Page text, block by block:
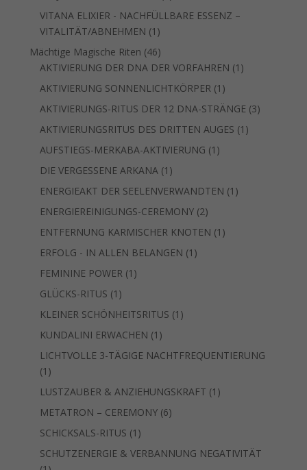
Produkt
VITANA ELIXIER - NACHFÜLLBARE ESSENZ –
VITALITÄT/ABNEHMEN 1 1
Produkt
Mächtige Magische Riten 4646
Produkte
AKTIVIERUNG DER DNA DER VORFAHREN 1 1
AKTIVIERUNG SONNENLICHTKÖRPER 1 1
Produkt
AKTIVIERUNGS-RITUS DER 12 DNA-STRÄNGE 33
AKTIVIERUNGSRITUS DES DRITTEN AUGES 1 1
AUFSTIEGS-MERKABA-AKTIVIERUNG 1 1
DIE VERGESSENE ARKANA 1 1
Produkt
ENERGIEAKT DER SEELENVERWANDTEN 1 1
ENERGIEREINIGUNGS-CEREMONY 22
Produkte
ENTFERNUNG KARMISCHER KNOTEN 1 1
ERFOLG - IN ALLEN BELANGEN 1 1
FEMININE POWER 1 1
GLÜCKS-RITUS 1 1
Produkt
KLEINER SCHÖNHEITSRITUS 1 1
KUNDALINI ERWACHEN 1 1
Produkt
LICHTVOLLE 3-TÄGIGE NACHTFREQUENTIERUNG
1 1
Produkt
LUSTZAUBER & ANZIEHUNGSKRAFT 1 1
METATRON – CEREMONY 66
SCHICKSALS-RITUS 1 1
Produkt
SCHUTZENERGIE & VERBANNUNG NEGATIVITÄT